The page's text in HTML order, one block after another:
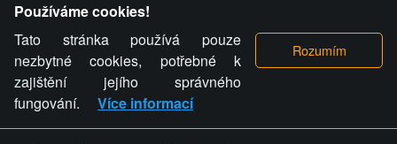
videa a komentáře. Osoba, které se toto opatření provozovatele
stránky týče, ani osoba, která umístila fotografii nebo video na
stránku, nemůže z důvodu odstranění fotografie, videa nebo
komentáře pro výše uvedenou okolnost uplatnit vůči
provozovateli stránky žádný nárok na náhradu škody nebo
nemajetkové újmy.
Používáme cookies!
Tato stránka používá pouze
nezbytné cookies, potřebné k
zajištění jejího správného
fungování.
Více informací